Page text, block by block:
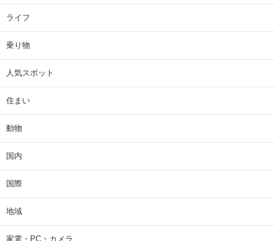
ライフ
乗り物
人気スポット
住まい
動物
国内
国際
地域
家電・PC・カメラ